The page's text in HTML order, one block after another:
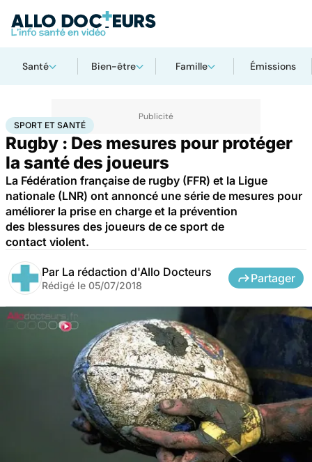
Santé Bien-être Famille Émissions
AccueilBien-êtreSport santé Sport et santé
SPORT ET SANTÉ
Rugby : Des mesures pour protéger
la santé des joueurs
La Fédération française de rugby (FFR) et la Ligue
nationale (LNR) ont annoncé une série de mesures pour
améliorer la prise en charge et la prévention
des blessures des joueurs de ce sport de
contact violent.
Par La rédaction d'Allo Docteurs
Rédigé le 05/07/2018
Partager